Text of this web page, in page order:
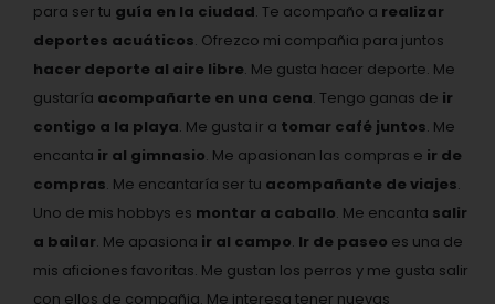
para ser tu guía en la ciudad. Te acompaño a realizar
deportes acuáticos. Ofrezco mi compañia para juntos
hacer deporte al aire libre. Me gusta hacer deporte. Me
gustaría acompañarte en una cena. Tengo ganas de ir
contigo a la playa. Me gusta ir a tomar café juntos. Me
encanta ir al gimnasio. Me apasionan las compras e ir de
compras. Me encantaría ser tu acompañante de viajes.
Uno de mis hobbys es montar a caballo. Me encanta salir
a bailar. Me apasiona ir al campo. Ir de paseo es una de
mis aficiones favoritas. Me gustan los perros y me gusta salir
con ellos de compañia. Me interesa tener nuevas